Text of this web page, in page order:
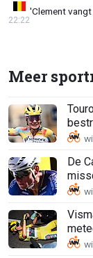
'Clement
22:22
Meer
De